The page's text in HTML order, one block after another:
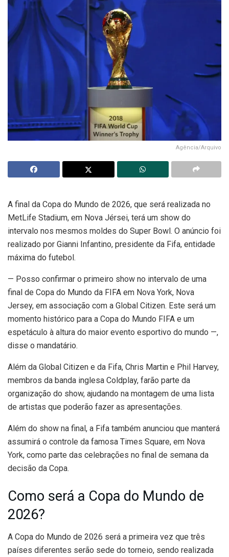
Agência/Arquivo
A final da Copa do Mundo de 2026, que será realizada no
MetLife Stadium, em Nova Jérsei, terá um show do
intervalo nos mesmos moldes do Super Bowl. O anúncio foi
realizado por Gianni Infantino, presidente da Fifa, entidade
máxima do futebol.
— Posso confirmar o primeiro show no intervalo de uma
final de Copa do Mundo da FIFA em Nova York, Nova
Jersey, em associação com a Global Citizen. Este será um
momento histórico para a Copa do Mundo FIFA e um
espetáculo à altura do maior evento esportivo do mundo —,
disse o mandatário.
Além da Global Citizen e da Fifa, Chris Martin e Phil Harvey,
membros da banda inglesa Coldplay, farão parte da
organização do show, ajudando na montagem de uma lista
de artistas que poderão fazer as apresentações.
Além do show na final, a Fifa também anunciou que manterá
assumirá o controle da famosa Times Square, em Nova
York, como parte das celebrações no final de semana da
decisão da Copa.
Como será a Copa do Mundo de
2026?
A Copa do Mundo de 2026 será a primeira vez que três
países diferentes serão sede do torneio, sendo realizada